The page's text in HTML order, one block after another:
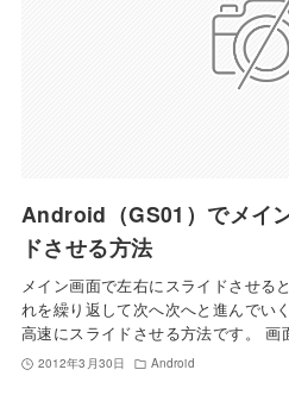
Android（GS01）でメイ
ドさせる方法
メイン画面で左右にスライドさせる
れを繰り返して次へ次へと進んでい
高速にスライドさせる方法です。
2012年3月30日 Android